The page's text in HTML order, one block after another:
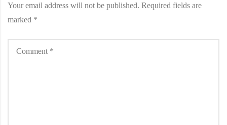
Your email address will not be published. Required fields are
marked *